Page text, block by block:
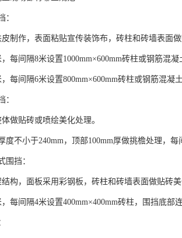
：
制作，表面粘贴宣传装饰布，砖柱和砖墙表面做
每间隔8米设置1000mm×600mm砖柱或钢筋混
每间隔6米设置800mm×600mm砖柱或钢筋混凝
：
做贴砖或喷绘美化处理。
度不小于240mm，顶部100mm厚做挑檐处理，每
围挡：
构，面板采用彩钢板，砖柱和砖墙表面做贴砖美
每间隔4米设置400mm×400mm砖柱，围挡底部